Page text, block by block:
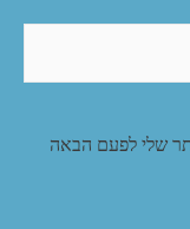
שלי לפעם הבאה